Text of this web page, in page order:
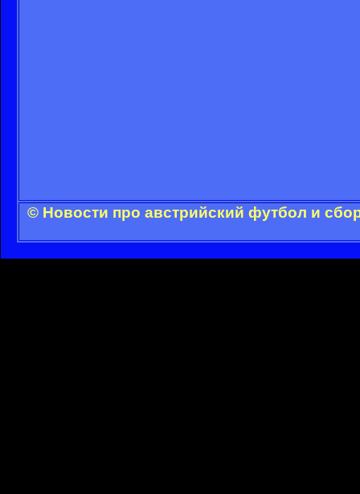
© Новости про австрийский футбол и